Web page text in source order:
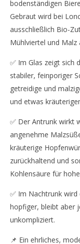
bodenständigen
Gebraut wird bei
ausschließlich Bio-
Mühlviertel und Malz
✅ Im Glas zeigt sich
stabiler, feinporiger
getreidige und
und etwas
✅ Der Antrunk wirkt
angenehme
kräuterige
zurückhaltend und
Kohlensäure für
✅ Im Nachtrunk
hopfiger, bleibt aber
unkompliziert.
📌 Ein ehrliches,